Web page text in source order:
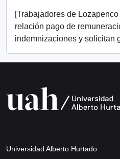
[Trabajadores de
relación pago de
indemnizaciones y solicitan
Universidad Alberto Hurtado